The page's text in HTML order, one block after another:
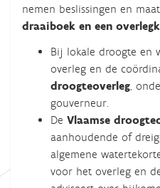
nemen beslissingen en
draaiboek en een
Bij lokale droogte en
overleg en de
droogteoverleg,
gouverneur.
De Vlaamse
aanhoudende of
algemene
voor het overleg en